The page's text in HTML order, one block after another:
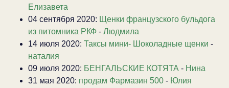
Елизавета
04 сентября 2020: Щенки французского бульдога
из питомника РКФ - Людмила
14 июля 2020: Таксы мини- Шоколадные щенки -
наталия
09 июля 2020: БЕНГАЛЬСКИЕ КОТЯТА - Нина
31 мая 2020: продам Фармазин 500 - Юлия